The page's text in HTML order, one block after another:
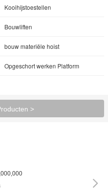
Kooihijstoestellen
Bouwliften
bouw materiële hoist
Opgeschort werken Platform
>